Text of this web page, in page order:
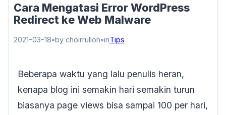
Cara Mengatasi Error WordPress
Redirect ke Web Malware
2021-03-18 by choirrulloh inTips
Beberapa waktu yang lalu penulis heran,
kenapa blog ini semakin hari semakin turun
biasanya page views bisa sampai 100 per hari,